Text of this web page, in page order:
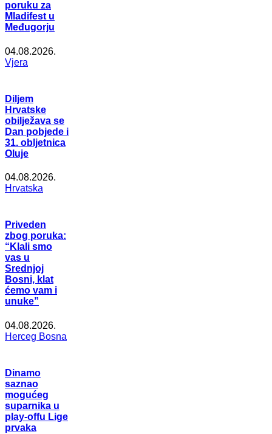
poruku za
Mladifest u
Međugorju
04.08.2026.
Vjera
Diljem
Hrvatske
obilježava se
Dan pobjede i
31. obljetnica
Oluje
04.08.2026.
Hrvatska
Priveden
zbog poruka:
“Klali smo
vas u
Srednjoj
Bosni, klat
ćemo vam i
unuke”
04.08.2026.
Herceg Bosna
Dinamo
saznao
mogućeg
suparnika u
play-offu Lige
prvaka